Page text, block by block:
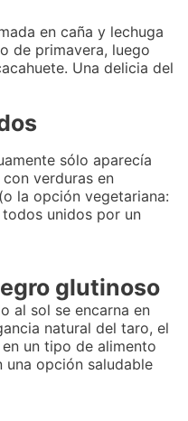
en caña y lechuga
de primavera, luego
Una delicia del
sólo aparecía
verduras en
la opción vegetariana:
unidos por un
glutinoso
al sol se encarna en
natural del taro, el
un tipo de alimento
una opción saludable